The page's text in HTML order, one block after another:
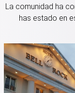
La comunidad ha
has estado en